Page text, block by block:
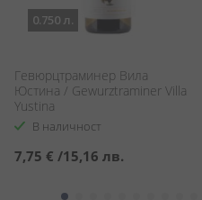
0.750 л.
Гевюрцтраминер Вила
Юстина / Gewurztraminer Villa
Yustina
В наличност
7,75 € /15,16 лв.